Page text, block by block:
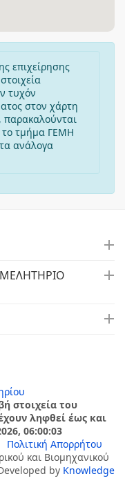
επιχείρησης
τυχόν
στον χάρτη
παρακαλούνται
το τμήμα ΓΕΜΗ
ανάλογα
στοιχεία του
ληφθεί έως και
06:00:03
Πολιτική Απορρήτου
και Βιομηχανικού
by Knowledge